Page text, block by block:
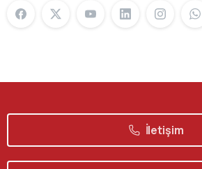
İletişim